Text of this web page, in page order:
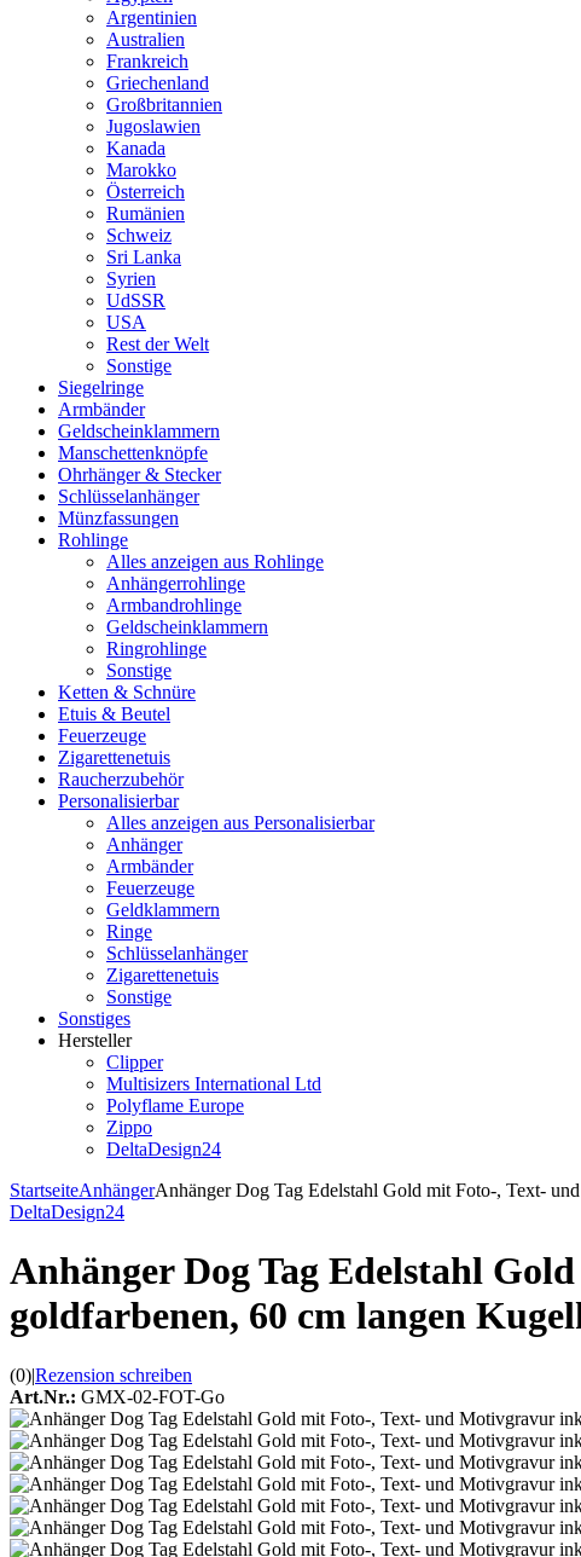
Argentinien
Australien
Frankreich
Griechenland
Großbritannien
Jugoslawien
Kanada
Marokko
Österreich
Rumänien
Schweiz
Sri Lanka
Syrien
UdSSR
USA
Rest der Welt
Sonstige
Siegelringe
Armbänder
Geldscheinklammern
Manschettenknöpfe
Ohrhänger & Stecker
Schlüsselanhänger
Münzfassungen
Rohlinge
Alles anzeigen aus Rohlinge
Anhängerrohlinge
Armbandrohlinge
Geldscheinklammern
Ringrohlinge
Sonstige
Ketten & Schnüre
Etuis & Beutel
Feuerzeuge
Zigarettenetuis
Raucherzubehör
Personalisierbar
Alles anzeigen aus Personalisierbar
Anhänger
Armbänder
Feuerzeuge
Geldklammern
Ringe
Schlüsselanhänger
Zigarettenetuis
Sonstige
Sonstiges
Hersteller
Clipper
Multisizers International Ltd
Polyflame Europe
Zippo
DeltaDesign24
StartseiteAnhängerAnhänger Dog Tag Edelstahl Gold mit Foto-, Text-
DeltaDesign24
Anhänger Dog Tag Edelstahl
goldfarbenen, 60 cm langen
(0)|Rezension schreiben
Art.Nr.: GMX-02-FOT-Go